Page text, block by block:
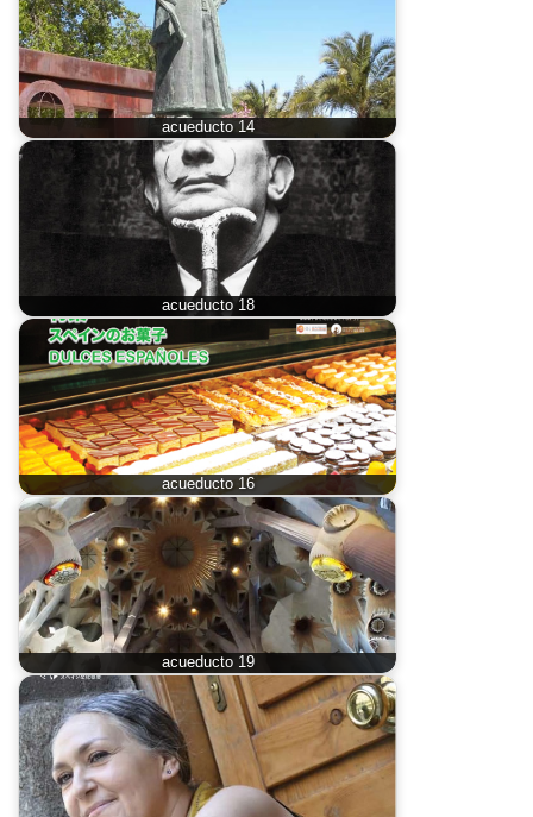
acueducto 14
acueducto 18
acueducto 16
acueducto 19